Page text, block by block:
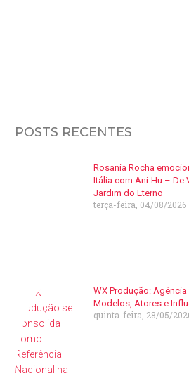
POSTS RECENTES
Rosania Rocha
Itália com Ani-Hu – De
Jardim do Eterno
terça-feira, 04/08/2026
WX Produção: Agência
Modelos, Atores e
quinta-feira, 28/05/